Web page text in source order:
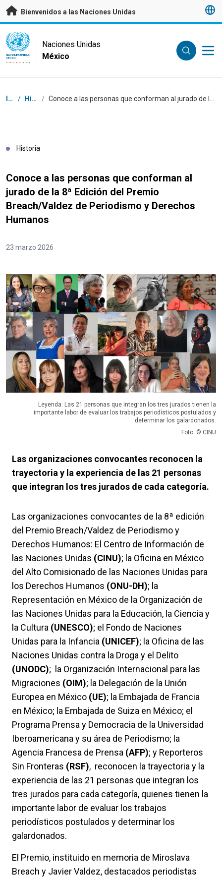
Saltar a contenido principal
Bienvenidos a las Naciones Unidas
UN Logo
NACIONES UNIDAS
MÉXICO
Naciones Unidas
México
Coordenadas dentro de la ruta de navegación
Inicio / Historias /
Historia
Conoce a las personas que conforman al
jurado de la 8ª Edición del Premio
Breach/Valdez de Periodismo y Derechos
Humanos
23 marzo 2026
Leyenda: Las 21 personas que integran los tres jurados tienen la
importante labor de evaluar los trabajos periodísticos postulados y
determinar los galardonados.
Foto: © CINU
Las organizaciones convocantes reconocen la
trayectoria y la experiencia de las 21 personas
que integran los tres jurados de cada categoría.
Las organizaciones convocantes de la 8ª edición
del Premio Breach/Valdez de Periodismo y
Derechos Humanos: El Centro de Información de
las Naciones Unidas (CINU); la Oficina en México
del Alto Comisionado de las Naciones Unidas para
los Derechos Humanos (ONU-DH); la
Representación en México de la Organización de
las Naciones Unidas para la Educación, la Ciencia y
la Cultura (UNESCO); el Fondo de Naciones
Unidas para la Infancia (UNICEF); la Oficina de las
Naciones Unidas contra la Droga y el Delito
(UNODC); la Organización Internacional para las
Migraciones (OIM); la Delegación de la Unión
Europea en México (UE); la Embajada de Francia
en México; la Embajada de Suiza en México; el
Programa Prensa y Democracia de la Universidad
Iberoamericana y su área de Periodismo; la
Agencia Francesa de Prensa (AFP); y Reporteros
Sin Fronteras (RSF), reconocen la trayectoria y la
experiencia de las 21 personas que integran los
tres jurados para cada categoría, quienes tienen la
importante labor de evaluar los trabajos
periodísticos postulados y determinar los
galardonados.
El Premio, instituido en memoria de Miroslava
Breach y Javier Valdez, destacados periodistas